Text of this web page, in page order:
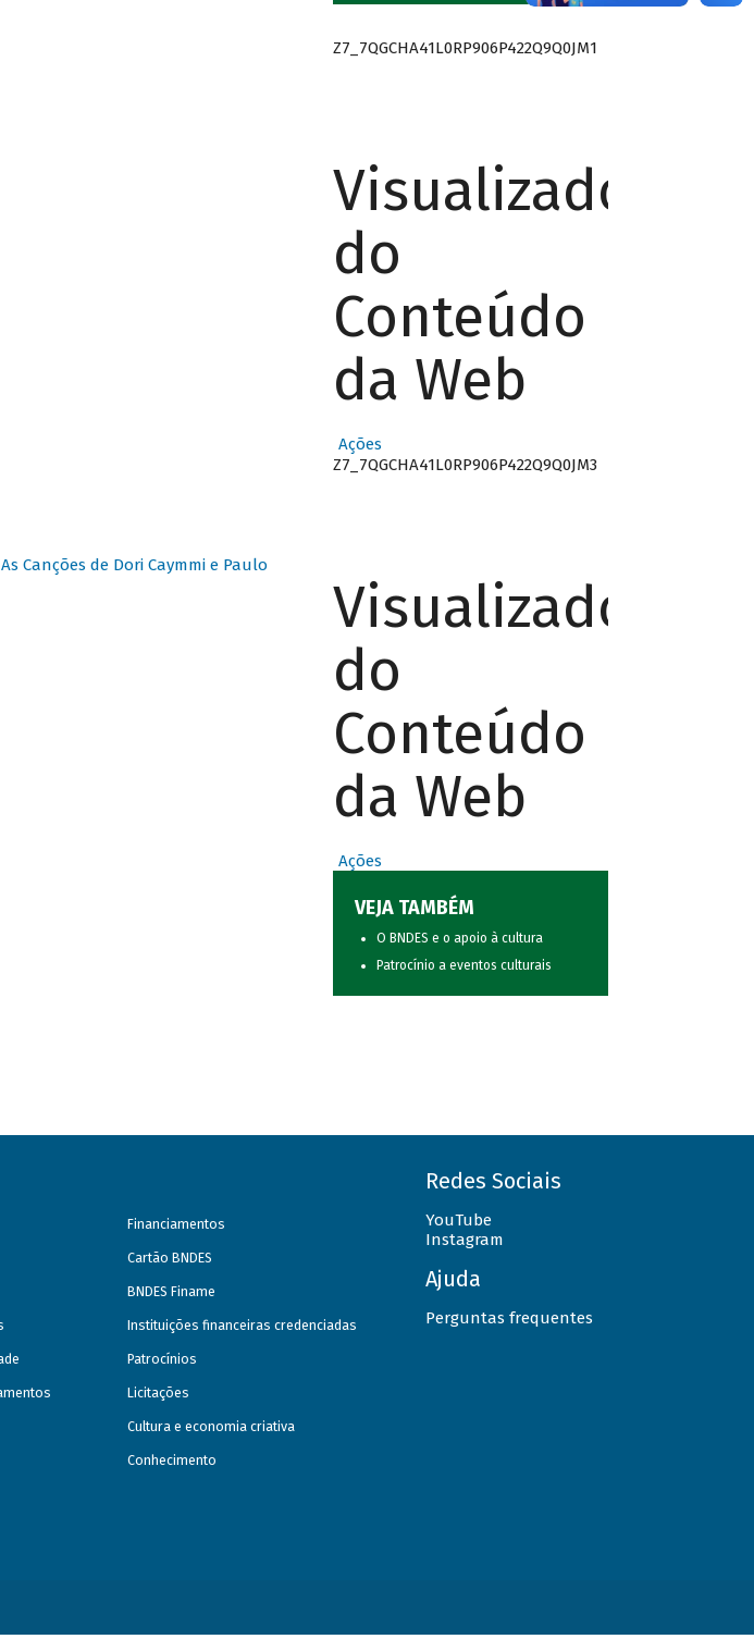
Canções de Dori Caymmi e Paulo
Z7_7QGCHA41L0RP906P422Q9Q0JM1
Visualizador
do
Conteúdo
da Web
Ações
Z7_7QGCHA41L0RP906P422Q9Q0JM3
Visualizador
do
Conteúdo
da Web
Ações
VEJA TAMBÉM
O BNDES e o apoio à cultura
Patrocínio a eventos culturais
Financiamentos
Cartão BNDES
BNDES Finame
Instituições financeiras credenciadas
Patrocínios
Licitações
Cultura e economia criativa
Conhecimento
Redes Sociais
YouTube
Instagram
Ajuda
Perguntas frequentes